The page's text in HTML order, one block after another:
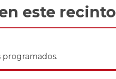
este recinto